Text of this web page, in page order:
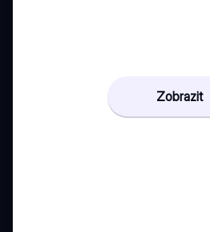
Zobrazit